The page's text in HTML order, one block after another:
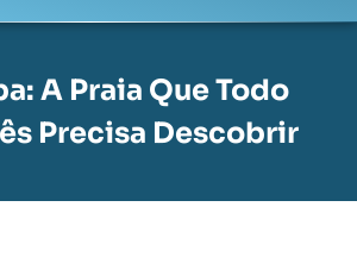
A Praia Que Todo
Precisa Descobrir